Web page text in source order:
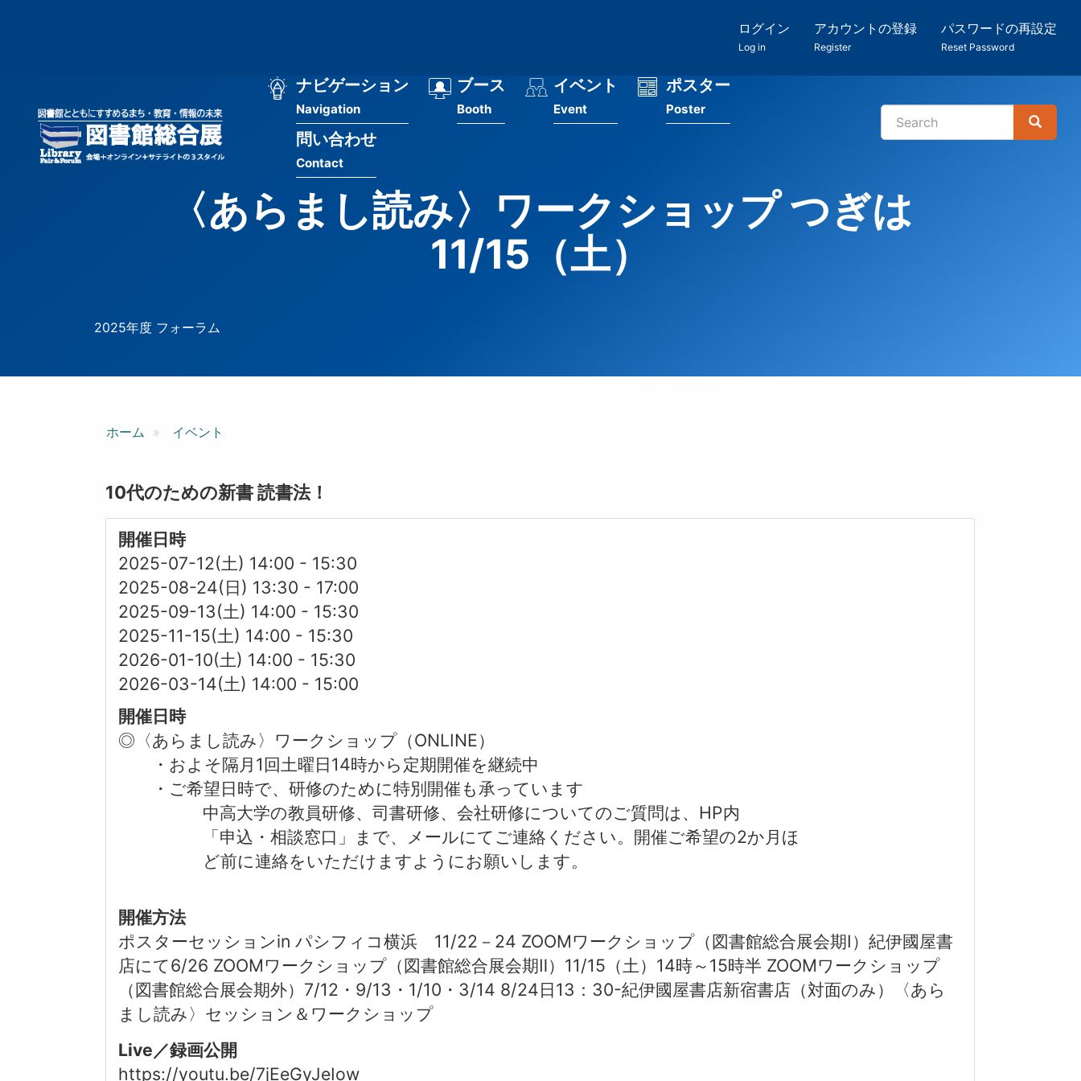
ー
ザ
ログイン
Log in
アカウントの登録
Register
パスワードの再設定
Reset Password
メ
ナ
ビ
ン
ナビゲーション
Navigation
ブース
Booth
イベント
Event
ポスター
Poster
問い合わせ
Contact
検
Search
Search
〈あらまし読み〉ワークショップ つぎは
11/15（土）
2025年度 フォーラム
ホーム イベント
10代のための新書 読書法！
開催日時
2025-07-12(土) 14:00 - 15:30
2025-08-24(日) 13:30 - 17:00
2025-09-13(土) 14:00 - 15:30
2025-11-15(土) 14:00 - 15:30
2026-01-10(土) 14:00 - 15:30
2026-03-14(土) 14:00 - 15:00
開催日時
◎〈あらまし読み〉ワークショップ（ONLINE）
・およそ隔月1回土曜日14時から定期開催を継続中
・ご希望日時で、研修のために特別開催も承っています
中高大学の教員研修、司書研修、会社研修についてのご質問は、HP内
「申込・相談窓口」まで、メールにてご連絡ください。開催ご希望の2か月ほ
ど前に連絡をいただけますようにお願いします。
開催方法
ポスターセッションin パシフィコ横浜 11/22－24 ZOOMワークショップ（図書館総合展会期Ⅰ）紀伊國屋書
店にて6/26 ZOOMワークショップ（図書館総合展会期Ⅱ）11/15（土）14時～15時半 ZOOMワークショップ
（図書館総合展会期外）7/12・9/13・1/10・3/14 8/24日13：30-紀伊國屋書店新宿書店（対面のみ）〈あら
まし読み〉セッション＆ワークショップ
Live／録画公開
https://youtu.be/7jEeGyJeIow